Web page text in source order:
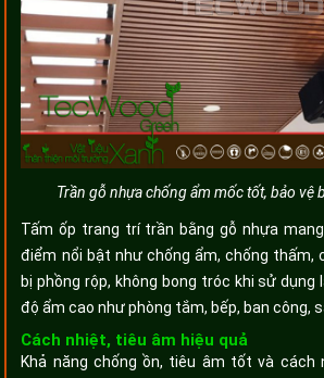
Trần gỗ nhựa chống ẩm mốc tốt, bảo vệ
Tấm ốp trang trí trần bằng gỗ nhựa
điểm nổi bật như chống ẩm, chống thấm,
bị phồng rộp, không bong tróc khi sử
độ ẩm cao như phòng tắm, bếp, ban công,
Cách nhiệt, tiêu âm hiệu quả
Khả năng chống ồn, tiêu âm tốt và cách